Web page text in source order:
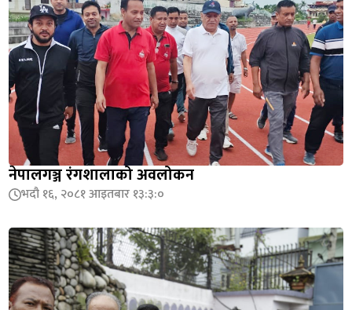
नेपालगञ्ज रंगशालाको अवलोकन
भदौ १६, २०८१ आइतबार १३:३:०